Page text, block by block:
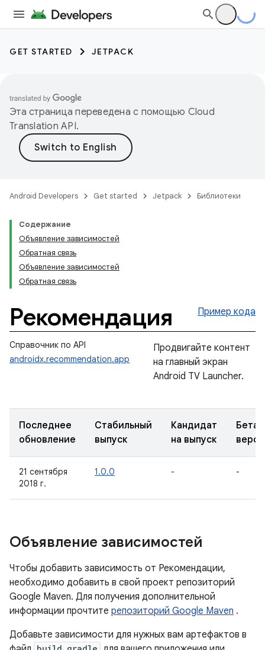
GET STARTED JETPACK
Эта страница переведена с помощью Cloud
Translation API.
Android Developers Get started Jetpack Библиотеки
Содержание
Объявление зависимостей
Обратная связь
Объявление зависимостей
Обратная связь
Рекомендация Пример кода
Справочник по API
androidx.recommendation.app
Продвигайте контент
на главный экран
Android TV Launcher.
Последнее
обновление
Стабильный
выпуск
Кандидат
на выпуск
Бета-
21 сентября
2018 г.
1.0.0 - -
Объявление зависимостей
Чтобы добавить зависимость от Рекомендации,
необходимо добавить в свой проект репозиторий
Google Maven. Для получения дополнительной
информации прочтите репозиторий Google Maven .
Добавьте зависимости для нужных вам артефактов в